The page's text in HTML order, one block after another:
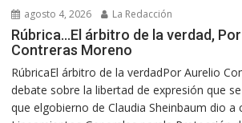
agosto 4, 2026 La Redacción
Rúbrica…El árbitro de la verdad,
Contreras Moreno
RúbricaEl árbitro de la verdadPor Aurelio
debate sobre la libertad de expresión que
que elgobierno de Claudia Sheinbaum dio a